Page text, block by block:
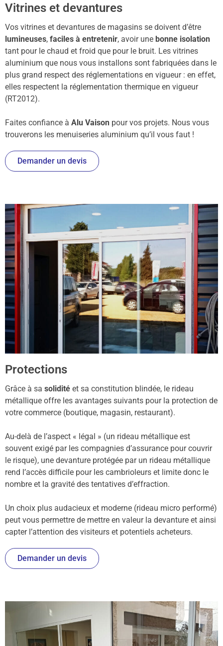
Vitrines et devantures
Vos vitrines et devantures de magasins se doivent d’être
lumineuses, faciles à entretenir, avoir une bonne isolation
tant pour le chaud et froid que pour le bruit. Les vitrines
aluminium que nous vous installons sont fabriquées dans le
plus grand respect des réglementations en vigueur : en effet,
elles respectent la réglementation thermique en vigueur
(RT2012).
Faites confiance à Alu Vaison pour vos projets. Nous vous
trouverons les menuiseries aluminium qu’il vous faut !
Demander un devis
Protections
Grâce à sa solidité et sa constitution blindée, le rideau
métallique offre les avantages suivants pour la protection de
votre commerce (boutique, magasin, restaurant).
Au-delà de l’aspect « légal » (un rideau métallique est
souvent exigé par les compagnies d’assurance pour couvrir
le risque), une devanture protégée par un rideau métallique
rend l’accès difficile pour les cambrioleurs et limite donc le
nombre et la gravité des tentatives d’effraction.
Un choix plus audacieux et moderne (rideau micro performé)
peut vous permettre de mettre en valeur la devanture et ainsi
capter l’attention des visiteurs et potentiels acheteurs.
Demander un devis